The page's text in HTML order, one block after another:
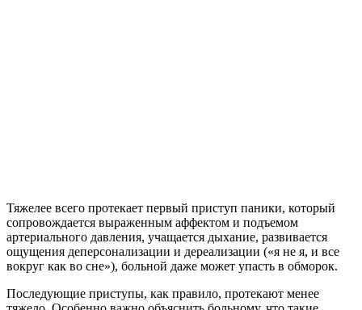
Тяжелее всего протекает первый приступ паники, который
сопровождается выраженным аффектом и подъемом
артериального давления, учащается дыхание, развивается
ощущения деперсонализации и дереализации («я не я, и все
вокруг как во сне»), больной даже может упасть в обморок.
Последующие приступы, как правило, протекают менее